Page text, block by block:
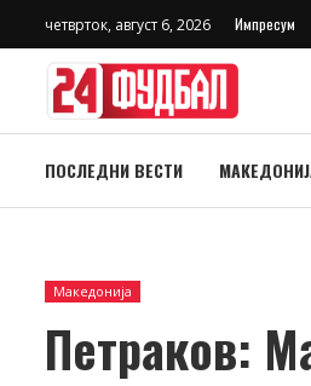
четврток, август 6, 2026 Импресум
ПОСЛЕДНИ ВЕСТИ
Македонија
Петраков: